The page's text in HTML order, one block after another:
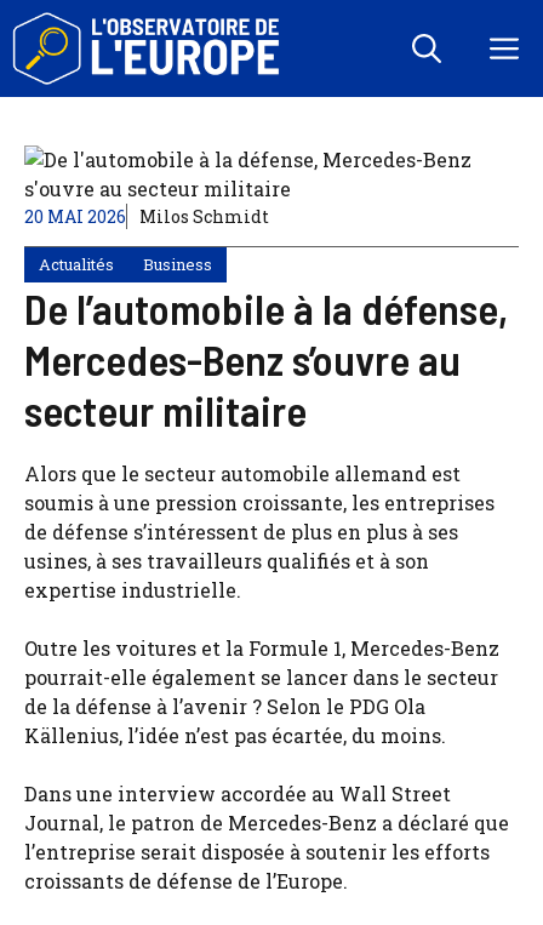
Aller
contenu
20 MAI 2026 Milos Schmidt
Actualités Business
De l’automobile à la défense,
Mercedes-Benz s’ouvre au
secteur militaire
Alors que le secteur automobile allemand est
soumis à une pression croissante, les entreprises
de défense s’intéressent de plus en plus à ses
usines, à ses travailleurs qualifiés et à son
expertise industrielle.
Outre les voitures et la Formule 1, Mercedes-Benz
pourrait-elle également se lancer dans le secteur
de la défense à l’avenir ? Selon le PDG Ola
Källenius, l’idée n’est pas écartée, du moins.
Dans une interview accordée au Wall Street
Journal, le patron de Mercedes-Benz a déclaré que
l’entreprise serait disposée à soutenir les efforts
croissants de défense de l’Europe.